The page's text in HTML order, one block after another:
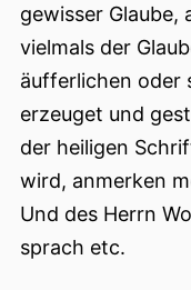
gewisser Glaube,
vielmals der
äufferlichen oder
erzeuget und
der heiligen
wird, anmerken
Und des Herrn
sprach etc.